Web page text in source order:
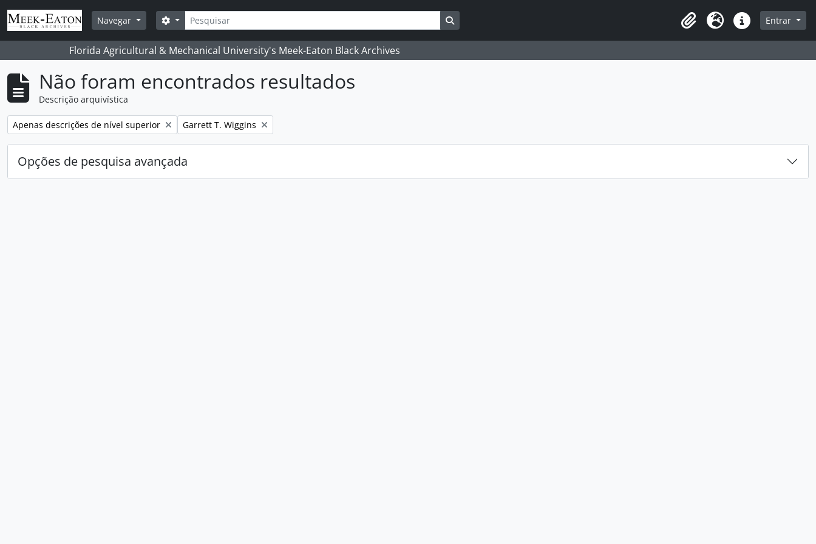
Skip to main content
Navegar
Pesquisar
Opções de busca
Área de transferência
Idioma Ligações rápidas
Entrar
Florida Agricultural & Mechanical University's Meek-Eaton Black Archives
Não foram encontrados resultados
Descrição arquivística
Remover filtro:
Apenas descrições de nível superior Remover filtro:
Garrett T. Wiggins
Opções de pesquisa avançada